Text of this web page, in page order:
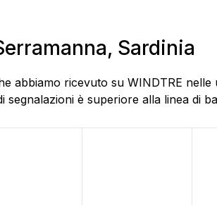
Sardinia
abbiamo ricevuto su WINDTRE
è superiore alla linea di